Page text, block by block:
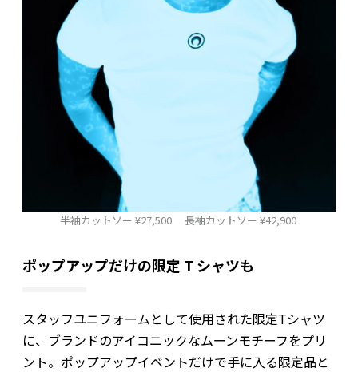
半袖カットソー ¥27,500 ⻑袖カットソー ¥42,900
ポップアップだけの限定 T シャツも
スタッフユニフォームとして使用された限定Tシャツ
に、ブランドのアイコニックなムーンモチーフをプリ
ント。ポップアップイベントだけで手に入る限定品と